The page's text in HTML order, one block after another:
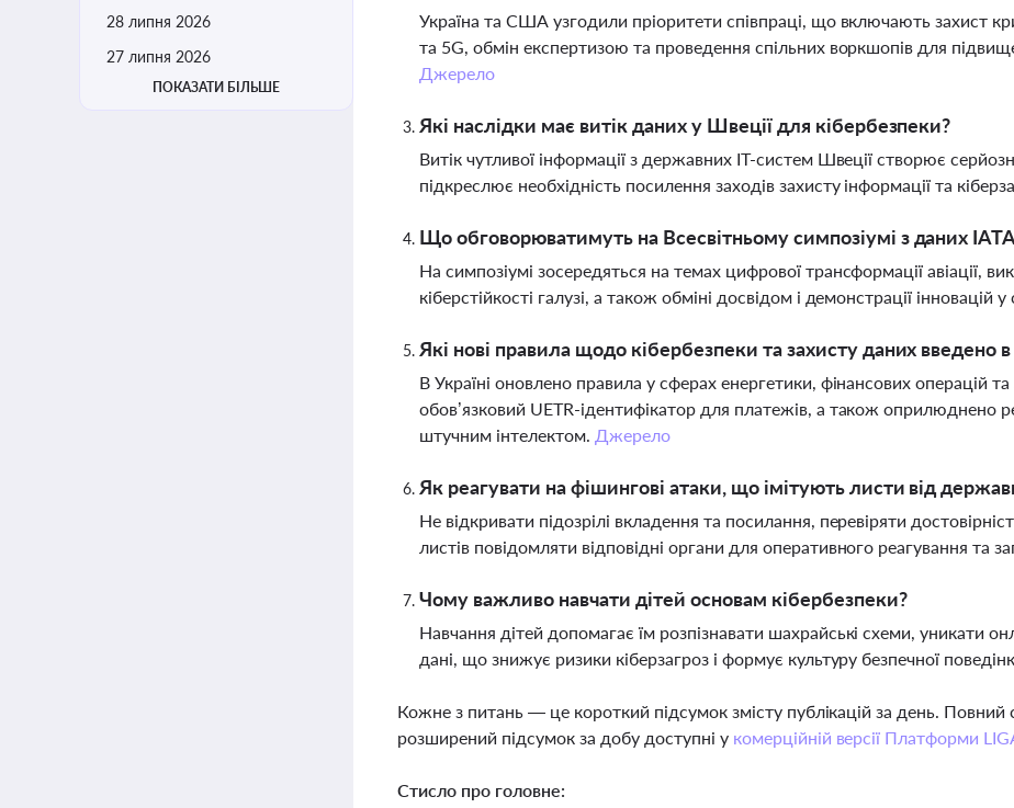
28 липня 2026
27 липня 2026
ПОКАЗАТИ БІЛЬШЕ
Україна та США узгодили пріоритети співпраці, що включають захист
та 5G, обмін експертизою та проведення спільних воркшопів для
Джерело
Які наслідки має витік даних у Швеції для кібербезпеки?
Витік чутливої інформації з державних ІТ-систем Швеції створює
підкреслює необхідність посилення заходів захисту інформації та
Що обговорюватимуть на Всесвітньому симпозіумі з даних
На симпозіумі зосередяться на темах цифрової трансформації авіації,
кіберстійкості галузі, а також обміні досвідом і демонстрації інновацій
Які нові правила щодо кібербезпеки та захисту даних введено в
В Україні оновлено правила у сферах енергетики, фінансових операцій
обов’язковий UETR-ідентифікатор для платежів, а також оприлюднено
штучним інтелектом. Джерело
Як реагувати на фішингові атаки, що імітують листи від
Не відкривати підозрілі вкладення та посилання, перевіряти
листів повідомляти відповідні органи для оперативного реагування та
Чому важливо навчати дітей основам кібербезпеки?
Навчання дітей допомагає їм розпізнавати шахрайські схеми, уникати
дані, що знижує ризики кіберзагроз і формує культуру безпечної
Кожне з питань — це короткий підсумок змісту публікацій за день.
розширений підсумок за добу доступні у комерційній версії Платформи
Стисло про головне: